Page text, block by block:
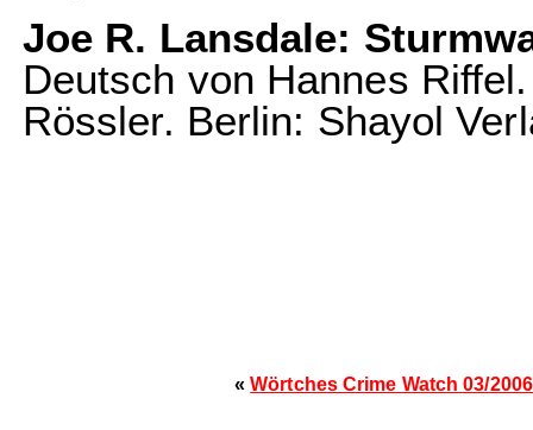
Joe R. Lansdale:
Deutsch von Hannes
Rössler. Berlin: Shayol
«Wörtches Crime Watch 03/2006